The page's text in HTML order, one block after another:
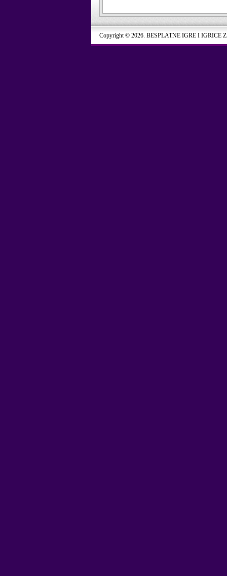
Copyright © 2026. BESPLATNE IGRE I IGRICE